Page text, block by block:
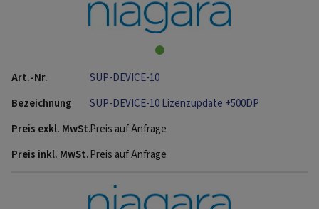
SUP-DEVICE-10
SUP-DEVICE-10 Lizenzupdate +500DP
Preis auf Anfrage
Preis auf Anfrage